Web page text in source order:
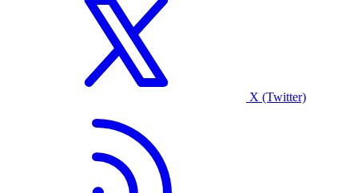
X (Twitter)